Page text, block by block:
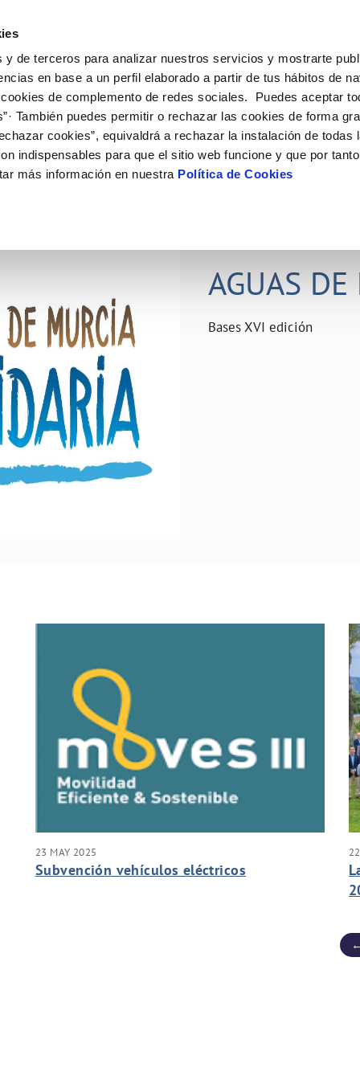
y de terceros para analizar nuestros servicios y mostrarte
en base a un perfil elaborado a partir de tus hábitos de
de complemento de redes sociales. Puedes aceptar
También puedes permitir o rechazar las cookies de forma
cookies”, equivaldrá a rechazar la instalación de todas
indispensables para que el sitio web funcione y que por
más información en nuestra Política de Cookies
de titular
de suministro
MODIFICACIÓN DE DATOS
Actualizar datos bancários
Actualizar datos de
VER TODAS LAS GESTIONES
Tu Servicio
AL CLIENTE
contacto
COMPROMISO DE SERVICIO
Carta de compromisos
Customer Counsel (Defensa del
Tu Agua
del agua
consumidor
CUIDADOS DEL AGUA
Consejos de ahorro
Depósitos comunitarios
comunitarios
Conócenos
DE GESTIÓN Y CERTIFICADOS
PERFIL DEL CONTRATANTE
Plataforma de contratación del
público
Licitaciones en curso
AGUAS
Bases XVI edición
23 MAY 2025
Subvención vehículos eléctricos